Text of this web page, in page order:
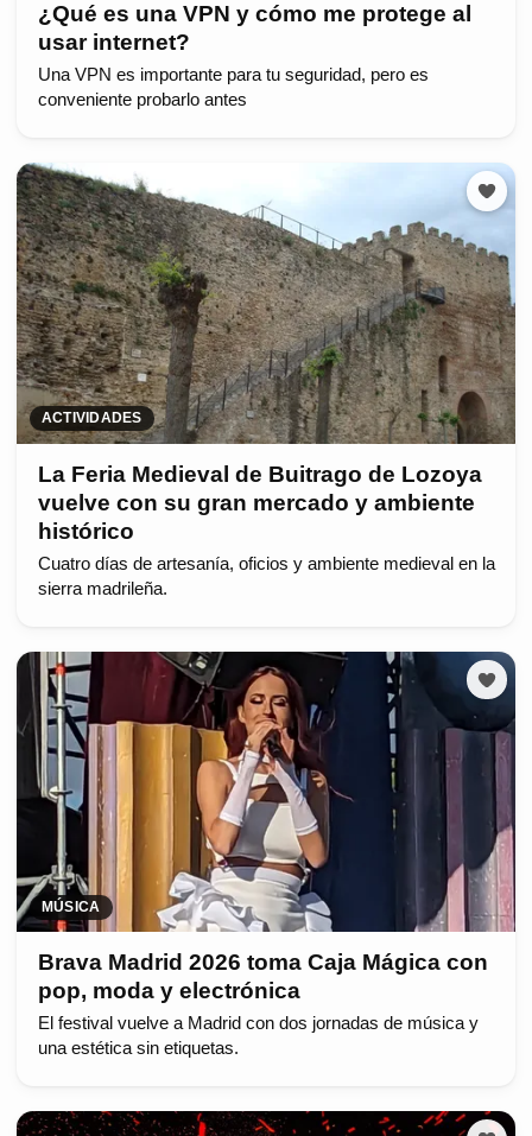
¿Qué es una VPN y cómo me protege al
usar internet?
Una VPN es importante para tu seguridad, pero es
conveniente probarlo antes
ACTIVIDADES
La Feria Medieval de Buitrago de Lozoya
vuelve con su gran mercado y ambiente
histórico
Cuatro días de artesanía, oficios y ambiente medieval en la
sierra madrileña.
MÚSICA
Brava Madrid 2026 toma Caja Mágica con
pop, moda y electrónica
El festival vuelve a Madrid con dos jornadas de música y
una estética sin etiquetas.